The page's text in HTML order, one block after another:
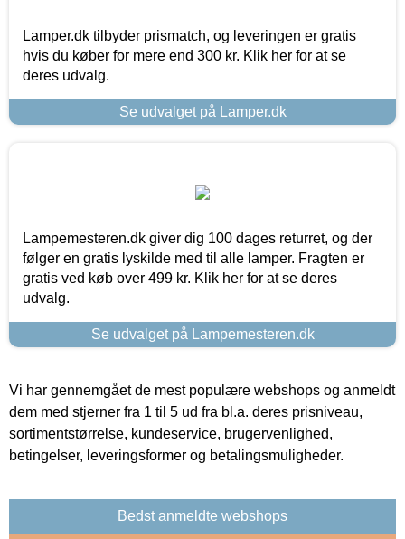
Lamper.dk tilbyder prismatch, og leveringen er gratis
hvis du køber for mere end 300 kr. Klik her for at se
deres udvalg.
Se udvalget på Lamper.dk
Lampemesteren.dk giver dig 100 dages returret, og der
følger en gratis lyskilde med til alle lamper. Fragten er
gratis ved køb over 499 kr. Klik her for at se deres
udvalg.
Se udvalget på Lampemesteren.dk
Vi har gennemgået de mest populære webshops og anmeldt
dem med stjerner fra 1 til 5 ud fra bl.a. deres prisniveau,
sortimentstørrelse, kundeservice, brugervenlighed,
betingelser, leveringsformer og betalingsmuligheder.
Bedst anmeldte webshops